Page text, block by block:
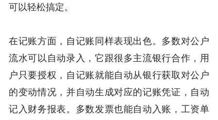
可以轻松搞定。
在记账方面，自记账同样表现出色。多数对公户
流水可以自动录入，它跟很多主流银行合作，用
户只要授权，自记账就能自动从银行获取对公户
的变动情况，并自动生成对应的记账凭证，自动
记入财务报表。多数发票也能自动入账，工资单